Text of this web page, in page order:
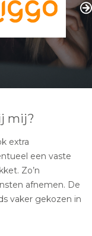
mij?
extra
een vaste
Zo’n
afnemen. De
vaker gekozen in